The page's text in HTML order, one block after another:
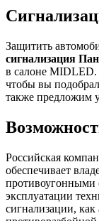
Защитить
сигнализация
в салоне MIDLED.
чтобы вы
также предложим
Российская
обеспечивает
противоугонными
эксплуатации
сигнализации, как